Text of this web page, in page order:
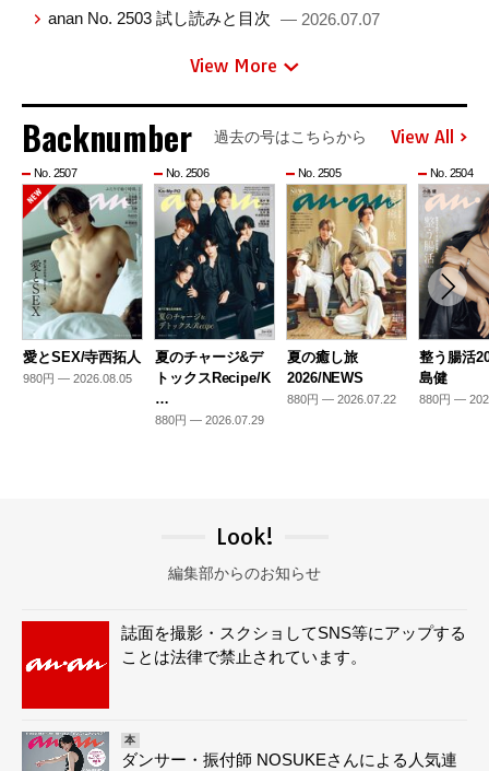
anan No. 2503 試し読みと目次 — 2026.07.07
View More
Backnumber 過去の号はこちらから View All
No. 2507
愛とSEX/寺西拓人
980円 — 2026.08.05
No. 2506
夏のチャージ&デ
トックスRecipe/K
…
880円 — 2026.07.29
No. 2505
夏の癒し旅
2026/NEWS
880円 — 2026.07.22
No. 2504
整う腸活
島健
880円 —
Look!
編集部からのお知らせ
誌面を撮影・スクショしてSNS等にアップする
ことは法律で禁止されています。
本
ダンサー・振付師 NOSUKEさんによる人気連